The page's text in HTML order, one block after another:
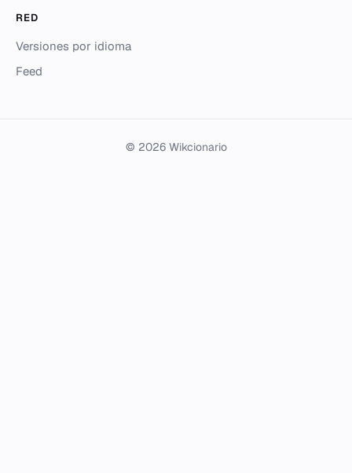
RED
Versiones por idioma
Feed
© 2026 Wikcionario